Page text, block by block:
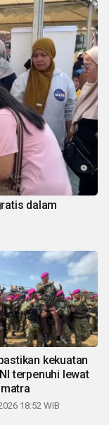
dalam
kekuatan
terpenuhi lewat
18:52 WIB